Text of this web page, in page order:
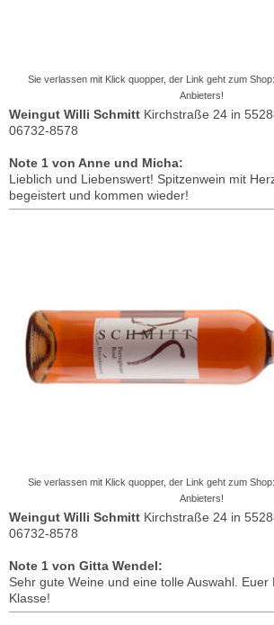
Sie verlassen mit Klick quopper, der Link geht zum
Anbieters!
Weingut Willi Schmitt Kirchstraße 24 in
06732-8578
Note 1 von Anne und Micha:
Lieblich und Liebenswert! Spitzenwein mit
begeistert und kommen wieder!
Sie verlassen mit Klick quopper, der Link geht zum
Anbieters!
Weingut Willi Schmitt Kirchstraße 24 in
06732-8578
Note 1 von Gitta Wendel:
Sehr gute Weine und eine tolle Auswahl. Euer
Klasse!